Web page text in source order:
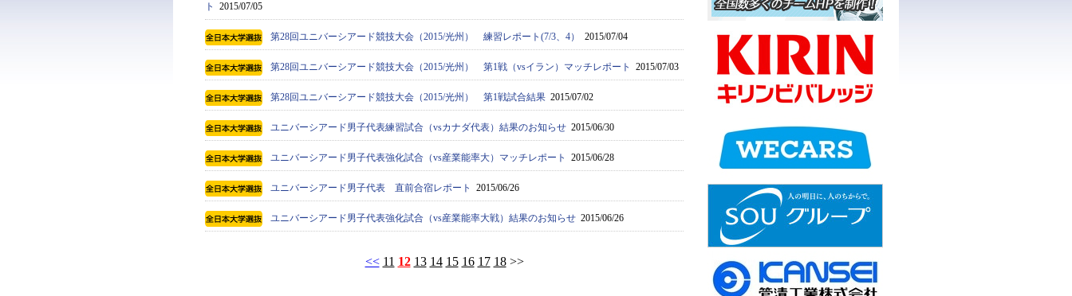
ト
2015/07/05
第28回ユニバーシアード競技大会（2015/光州） 練習レポート(7/3、4） 2015/07/04
第28回ユニバーシアード競技大会（2015/光州） 第1戦（vsイラン）マッチレポート 2015/07/03
第28回ユニバーシアード競技大会（2015/光州） 第1戦試合結果 2015/07/02
ユニバーシアード男子代表練習試合（vsカナダ代表）結果のお知らせ 2015/06/30
ユニバーシアード男子代表強化試合（vs産業能率大）マッチレポート 2015/06/28
ユニバーシアード男子代表 直前合宿レポート 2015/06/26
ユニバーシアード男子代表強化試合（vs産業能率大戦）結果のお知らせ 2015/06/26
<< 11 12 13 14 15 16 17 18>>